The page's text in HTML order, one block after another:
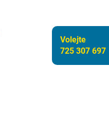
Volejte
725 307 697